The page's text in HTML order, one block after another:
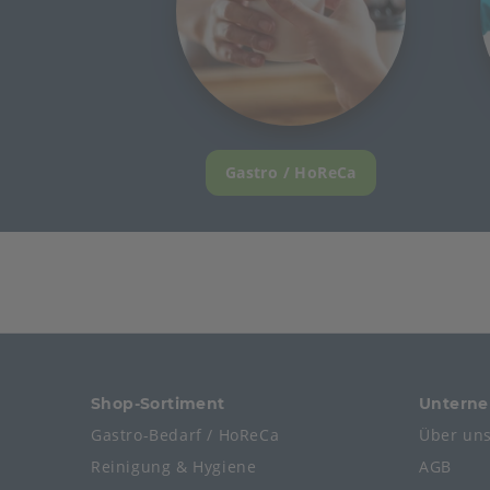
Gastro / HoReCa
Shop-Sortiment
Gastro-Bedarf / HoReCa
Reinigung & Hygiene
Über
AGB